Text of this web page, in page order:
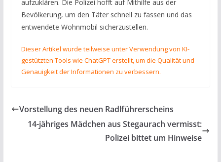
aufzuklären. Die Polizei hofft auf Mithilfe aus der
Bevölkerung, um den Täter schnell zu fassen und das
entwendete Wohnmobil sicherzustellen.
Dieser Artikel wurde teilweise unter Verwendung von KI-
gestützten Tools wie ChatGPT erstellt, um die Qualität und
Genauigkeit der Informationen zu verbessern.
Vorstellung des neuen Radlführerscheins
14-jähriges Mädchen aus Stegaurach vermisst:
Polizei bittet um Hinweise